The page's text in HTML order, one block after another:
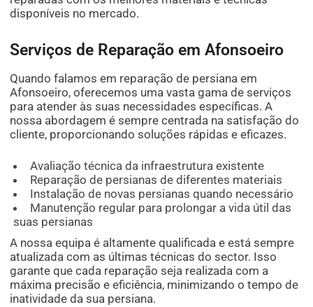
disponíveis no mercado.
Serviços de Reparação em Afonsoeiro
Quando falamos em reparação de persiana em
Afonsoeiro, oferecemos uma vasta gama de serviços
para atender às suas necessidades específicas. A
nossa abordagem é sempre centrada na satisfação do
cliente, proporcionando soluções rápidas e eficazes.
Avaliação técnica da infraestrutura existente
Reparação de persianas de diferentes materiais
Instalação de novas persianas quando necessário
Manutenção regular para prolongar a vida útil das
suas persianas
A nossa equipa é altamente qualificada e está sempre
atualizada com as últimas técnicas do sector. Isso
garante que cada reparação seja realizada com a
máxima precisão e eficiência, minimizando o tempo de
inatividade da sua persiana.